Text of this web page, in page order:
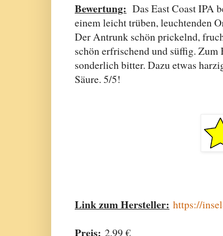
Bewertung: Das East Coast IPA
einem leicht trüben, leuchtenden
Der Antrunk schön prickelnd,
schön erfrischend und süffig.
sonderlich bitter. Dazu etwas
Säure. 5/5!
Link zum Hersteller: https://
Preis: 2,99 €